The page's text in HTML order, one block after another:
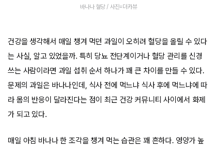
바나나 혈당 / 사진=더카뷰
건강을 생각해서 매일 챙겨 먹던 과일이 오히려 혈당을 올릴 수 있다
는 사실, 알고 있었을까. 특히 당뇨 전단계이거나 혈당 관리를 신경
쓰는 사람이라면 과일 섭취 순서 하나가 꽤 큰 차이를 만들 수 있다.
문제의 과일은 바나나인데, 식사 전에 먹느냐 식사 후에 먹느냐에 따
라 몸의 반응이 달라진다는 점이 최근 건강 커뮤니티 사이에서 화제
가 되고 있다.
매일 아침 바나나 한 조각을 챙겨 먹는 습관은 꽤 흔하다. 영양가 높